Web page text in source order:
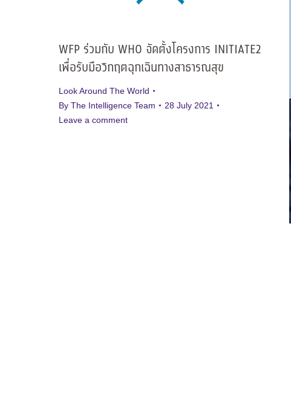
WFP ร่วมกับ WHO จัดตั้งโครงการ INITIATE2
เพื่อรับมือวิกฤตฉุกเฉินทางสาธารณสุข
Look Around The World
By The Intelligence Team
28 July 2021
Leave a comment